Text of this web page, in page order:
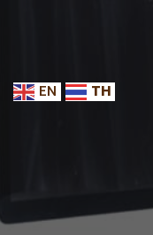
EN TH